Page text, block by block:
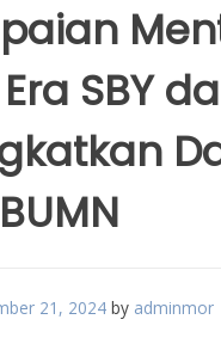
SBY
21, 2024 by adminmor